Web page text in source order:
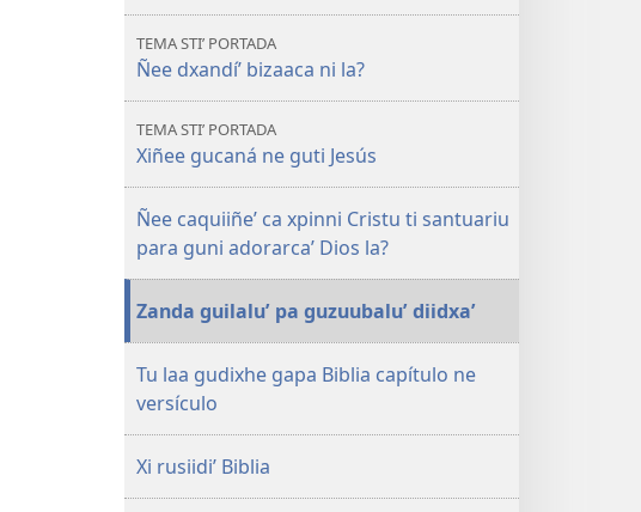
revista
TORRE
NI
RAPA
gucaná
ne
guti
Jesús
TEMA STIʼ PORTADA
Ñee dxandíʼ bizaaca ni la?
TEMA STIʼ PORTADA
Xiñee gucaná ne guti Jesús
Ñee caquiiñeʼ ca xpinni Cristu ti santuariu
para guni adorarcaʼ Dios la?
Zanda guilaluʼ pa guzuubaluʼ diidxaʼ
Tu laa gudixhe gapa Biblia capítulo ne
versículo
Xi rusiidiʼ Biblia